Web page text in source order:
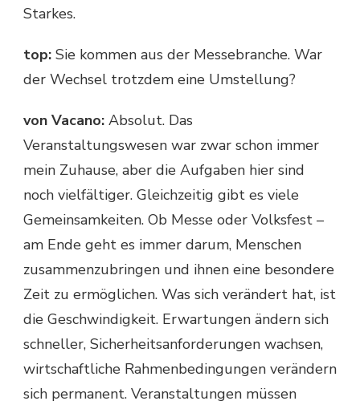
Starkes.
top: Sie kommen aus der Messebranche. War
der Wechsel trotzdem eine Umstellung?
von Vacano: Absolut. Das
Veranstaltungswesen war zwar schon immer
mein Zuhause, aber die Aufgaben hier sind
noch vielfältiger. Gleichzeitig gibt es viele
Gemeinsamkeiten. Ob Messe oder Volksfest –
am Ende geht es immer darum, Menschen
zusammenzubringen und ihnen eine besondere
Zeit zu ermöglichen. Was sich verändert hat, ist
die Geschwindigkeit. Erwartungen ändern sich
schneller, Sicherheitsanforderungen wachsen,
wirtschaftliche Rahmenbedingungen verändern
sich permanent. Veranstaltungen müssen